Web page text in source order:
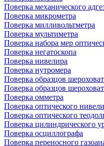
Поверка механического
Поверка микрометра
Поверка милливольтметра
Поверка мультиметра
Поверка набора мер
Поверка негатоскопа
Поверка нивелира
Поверка нутромера
Поверка образцов
Поверка образцов
Поверка омметра
Поверка оптического
Поверка оптического
Поверка цилиндрического
Поверка осциллографа
Поверка переносного